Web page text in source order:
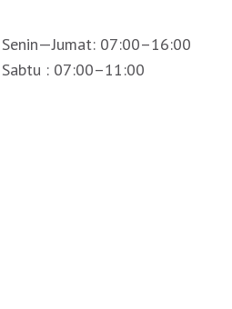
Senin—Jumat: 07:00–16:00
Sabtu : 07:00–11:00